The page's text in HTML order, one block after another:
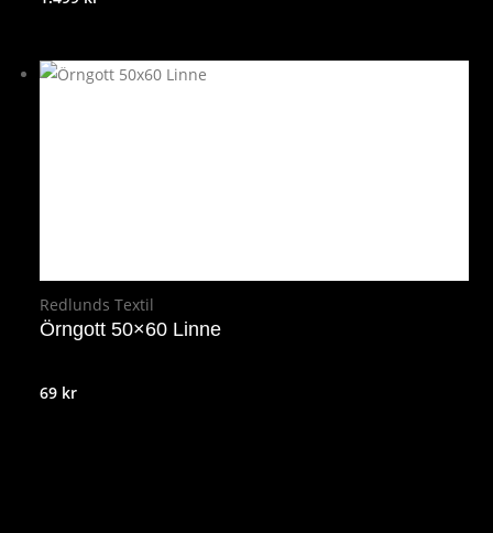
Redlunds Textil
Örngott 50×60 Linne
69 kr